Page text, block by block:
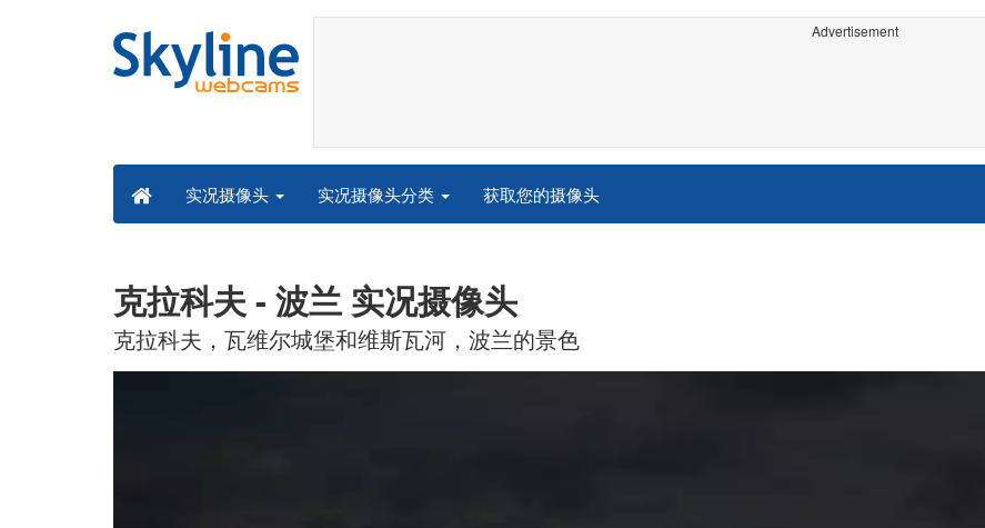
Advertisement
实况摄像头 实况摄像头分类 获取您的摄像头
克拉科夫 - 波兰 实况摄像头
克拉科夫，瓦维尔城堡和维斯瓦河，波兰的景色